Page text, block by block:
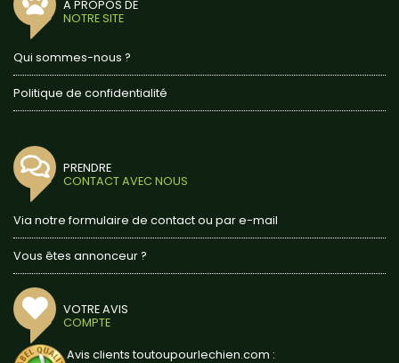
A PROPOS DE
NOTRE SITE
Qui sommes-nous ?
Politique de confidentialité
PRENDRE
CONTACT AVEC NOUS
Via notre formulaire de contact ou par e-mail
Vous êtes annonceur ?
VOTRE AVIS
COMPTE
Avis clients toutoupourlechien.com :